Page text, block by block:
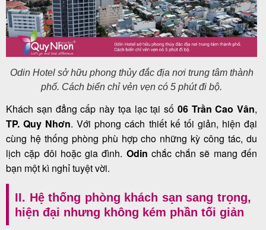
Liên
hệ
Odin Hotel sở hữu phong thủy đắc địa nơi trung tâm thành
phố. Cách biển chỉ vẻn vẹn có 5 phút đi bộ.
Khách sạn đẳng cấp này tọa lạc tại số 06 Trần Cao Vân,
TP. Quy Nhơn. Với phong cách thiết kế tối giản, hiện đại
cùng hệ thống phòng phù hợp cho những kỳ công tác, du
lịch cặp đôi hoặc gia đình. Odin chắc chắn sẽ mang đến
bạn một kì nghỉ tuyệt vời.
II. Hệ thống phòng khách sạn sang trọng,
hiện đại nhưng không kém phần tối giản